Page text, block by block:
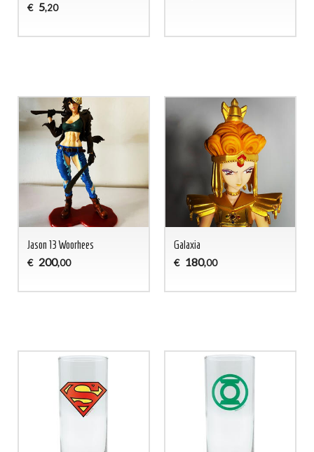
€ 5,20
Jason 13 Woorhees
€ 200,00
Galaxia
€ 180,00